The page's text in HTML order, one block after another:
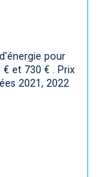
pour
et 730 € . Prix
2021, 2022